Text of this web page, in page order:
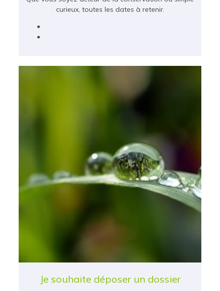
curieux, toutes les dates à retenir.
Je souhaite déposer un dossier